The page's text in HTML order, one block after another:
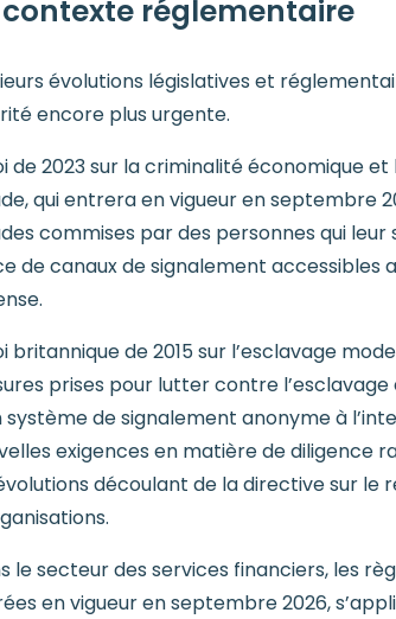
contexte réglementaire
évolutions législatives et
encore plus urgente.
de 2023 sur la criminalité économique
qui entrera en vigueur en septembre
commises par des personnes qui
de canaux de signalement
britannique de 2015 sur l’esclavage
prises pour lutter contre
système de signalement anonyme à
exigences en matière de diligence
découlant de la directive sur
le secteur des services financiers, les
en vigueur en septembre 2026,